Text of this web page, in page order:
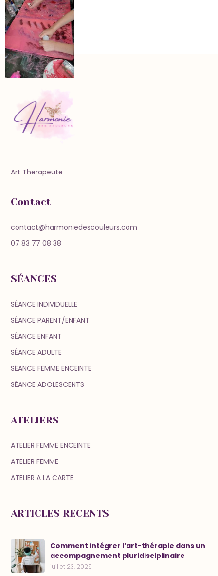
Art Therapeute
Contact
contact@harmoniedescouleurs.com
07 83 77 08 38
SÉANCES
SÉANCE INDIVIDUELLE
SÉANCE PARENT/ENFANT
SÉANCE ENFANT
SÉANCE ADULTE
SÉANCE FEMME ENCEINTE
SÉANCE ADOLESCENTS
ATELIERS
ATELIER FEMME ENCEINTE
ATELIER FEMME
ATELIER A LA CARTE
ARTICLES RECENTS
juillet 23, 2025
Comment intégrer l’art-thérapie dans un
accompagnement pluridisciplinaire